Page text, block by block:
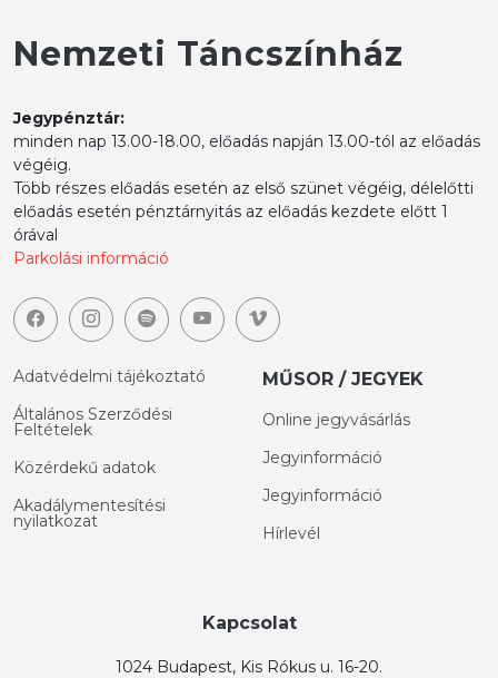
Nemzeti Táncszínház
Jegypénztár:
minden nap 13.00-18.00, előadás napján 13.00-tól az előadás
végéig.
Több részes előadás esetén az első szünet végéig, délelőtti
előadás esetén pénztárnyitás az előadás kezdete előtt 1
órával
Parkolási információ
Adatvédelmi tájékoztató
Általános Szerződési
Feltételek
Közérdekű adatok
Akadálymentesítési
nyilatkozat
MŰSOR / JEGYEK
Online jegyvásárlás
Jegyinformáció
Jegyinformáció
Hírlevél
Kapcsolat
1024 Budapest, Kis Rókus u. 16-20.